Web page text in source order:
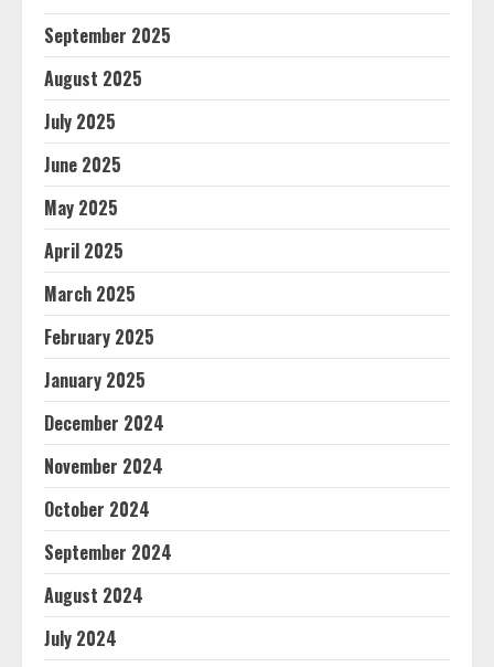
September 2025
August 2025
July 2025
June 2025
May 2025
April 2025
March 2025
February 2025
January 2025
December 2024
November 2024
October 2024
September 2024
August 2024
July 2024